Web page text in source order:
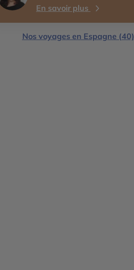
En savoir plus
Nos voyages en Espagne (40)